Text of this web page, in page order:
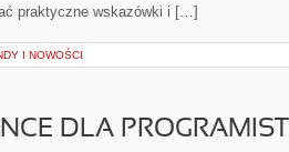
praktyczne wskazówki i […]
I NOWOŚCI
DLA